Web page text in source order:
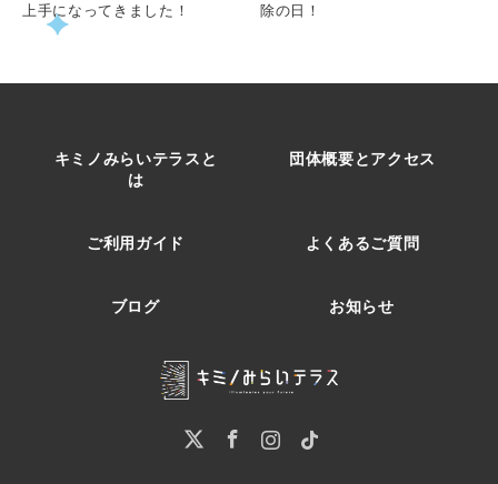
上手になってきました！
除の日！
キミノみらいテラスと
は
団体概要とアクセス
ご利用ガイド よくあるご質問
ブログ お知らせ
InstagramPinterest